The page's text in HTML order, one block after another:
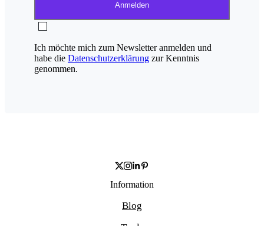
Anmelden
Ich möchte mich zum Newsletter anmelden und
habe die Datenschutzerklärung zur Kenntnis
genommen.
Information
Blog